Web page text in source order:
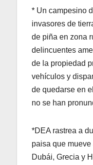
* Un campesino
invasores de
de piña en zona
delincuentes
de la propiedad
vehículos y
de quedarse en
no se han
*DEA rastrea a
paisa que
Dubái, Grecia y